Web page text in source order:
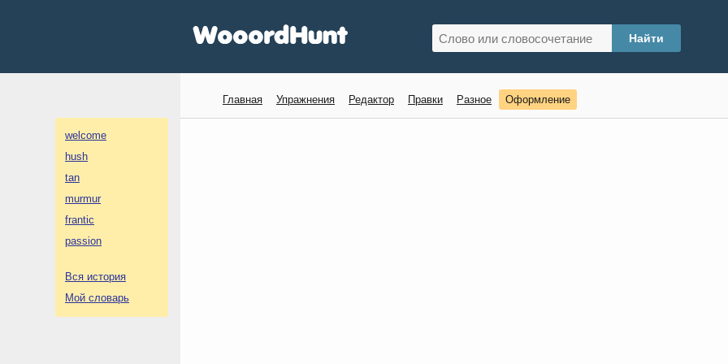
welcome
hush
tan
murmur
frantic
passion
Вся история
Мой словарь
Главная Упражнения Редактор Правки Разное Оформление